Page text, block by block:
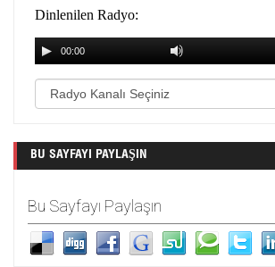
BU SAYFAYI PAYLAŞIN
Bu Sayfayı Paylaşın